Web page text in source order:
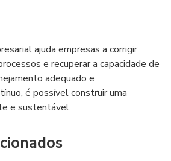
ajuda empresas a corrigir
e recuperar a capacidade de
adequado e
é possível construir uma
e sustentável.